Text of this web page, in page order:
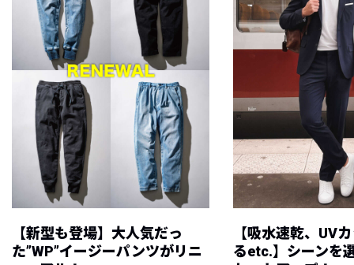
【新型も登場】大人気だっ
た”WP”イージーパンツがリニ
【吸水速乾、UV
るetc.】シーンを